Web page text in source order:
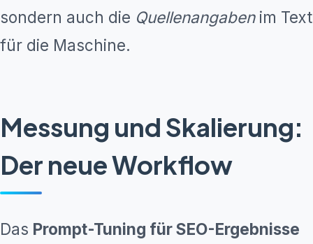
sondern auch die Quellenangabenim Text
für die Maschine.
Messung und Skalierung:
Der neue Workflow
Das Prompt-Tuning für SEO-Ergebnisse